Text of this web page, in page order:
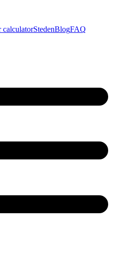
calculatorStedenBlogFAQ